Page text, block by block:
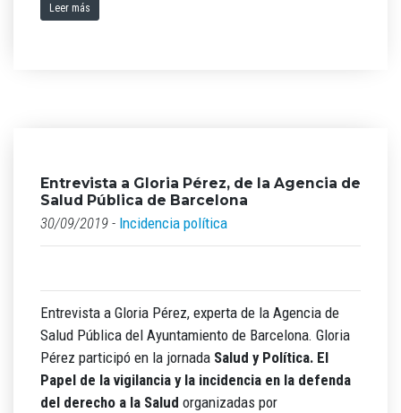
Leer más
Entrevista a Gloria Pérez, de la Agencia de
Salud Pública de Barcelona
30/09/2019 - Incidencia política
Entrevista a Gloria Pérez, experta de la Agencia de
Salud Pública del Ayuntamiento de Barcelona. Gloria
Pérez participó en la jornada Salud y Política. El
Papel de la vigilancia y la incidencia en la defenda
del derecho a la Salud organizadas por